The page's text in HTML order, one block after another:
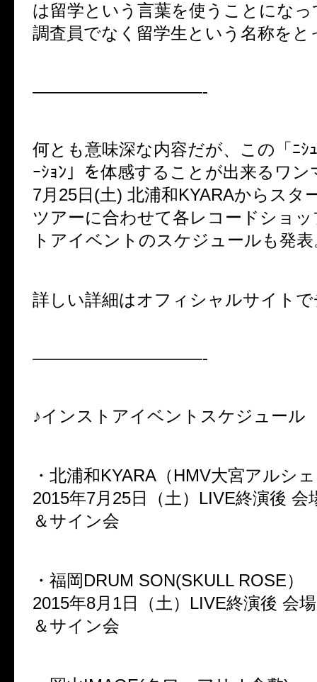
は留学という言葉を使うことにな
調査員でなく留学生という名称をと
——————————-
何とも意味深な内容だが、この「ﾆｼ
ｰｼｮﾝ」を体感することが出来るワ
7月25日(土) 北浦和KYARAからスタ
ツアーに合わせて各レコードショ
トアイベントのスケジュールも発表
詳しい詳細はオフィシャルサイト
——————————-
♪インストアイベントスケジュール
・北浦和KYARA（HMV大宮アルシ
2015年7月25日（土）LIVE終演後 会
＆サイン会
・福岡DRUM SON(SKULL ROSE）
2015年8月1日（土）LIVE終演後 会
＆サイン会